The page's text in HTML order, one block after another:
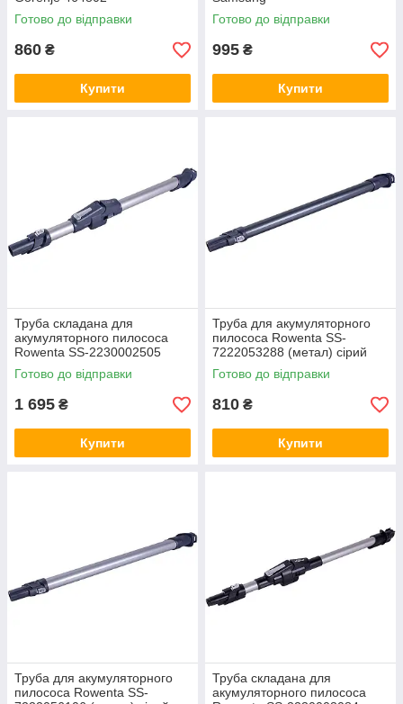
Готово до відправки
860 ₴
Купити
Готово до відправки
995 ₴
Купити
Труба складана для
акумуляторного пилососа
Rowenta SS-2230002505
металева сіра
Готово до відправки
1 695 ₴
Купити
Труба для акумуляторного
пилососа Rowenta SS-
7222053288 (метал) сірий
Готово до відправки
810 ₴
Купити
Труба для акумуляторного
пилососа Rowenta SS-
Труба складана для
акумуляторного пилососа